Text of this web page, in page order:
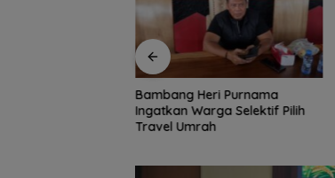
Bangun Banua Gandeng Media,
Perkuat Transparansi